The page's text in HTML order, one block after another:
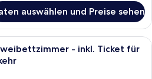
auswählen und Preise sehen
Ein modernes Hotelzimmer mit
- inkl. Ticket für